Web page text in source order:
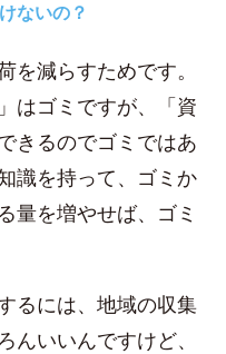
ないの？
を減らすためです。
はゴミですが、「資
きるのでゴミではあ
識を持って、ゴミか
量を増やせば、ゴミ
るには、地域の収集
んいいんですけど、